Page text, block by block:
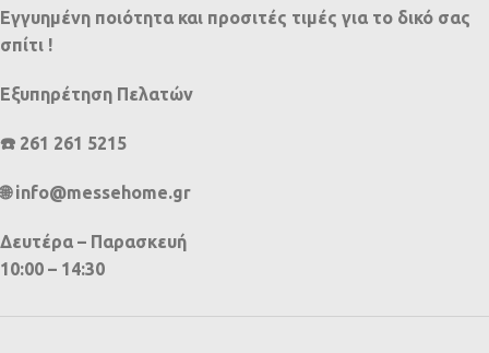
Εγγυημένη ποιότητα και προσιτές τιμές για το δικό σας
σπίτι !
Εξυπηρέτηση Πελατών
☎️ 261 261 5215
🌐 info@messehome.gr
Δευτέρα – Παρασκευή
10:00 – 14:30